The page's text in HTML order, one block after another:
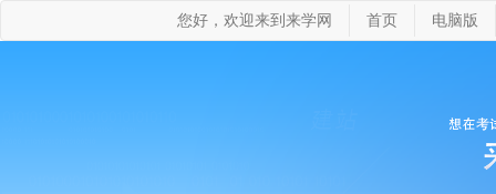
您好，欢迎来到来学网 首页 电脑版